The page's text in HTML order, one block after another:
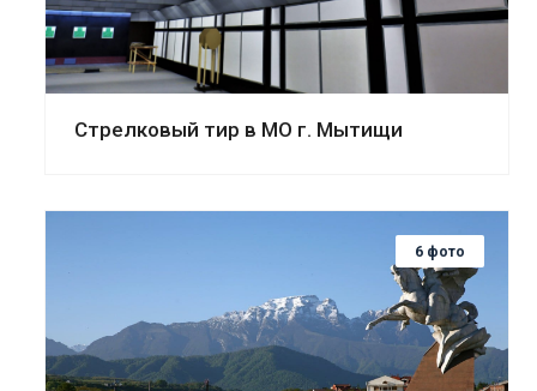
Стрелковый тир в МО г. Мытищи
6 фото
Смотреть проект